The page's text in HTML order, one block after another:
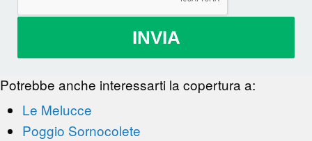
INVIA
Potrebbe anche interessarti la copertura a:
Le Melucce
Poggio Sornocolete